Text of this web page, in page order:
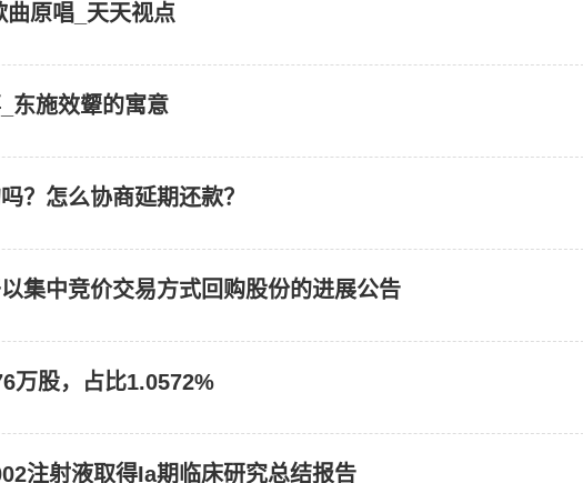
原唱_天天视点
东施效颦的寓意
？怎么协商延期还款？
集中竞价交易方式回购股份的进展公告
万股，占比1.0572%
注射液取得Ia期临床研究总结报告